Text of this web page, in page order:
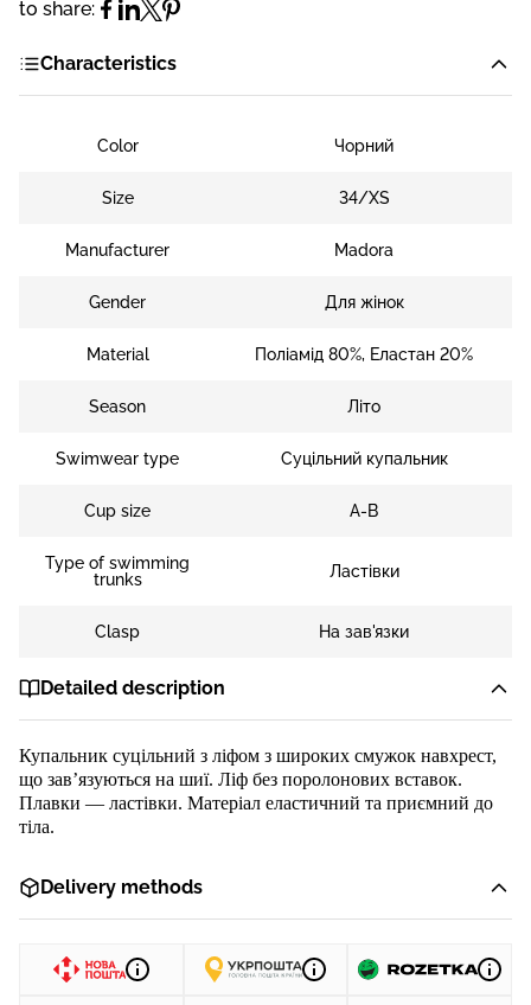
to share:
Characteristics
Color Чорний
Size 34/XS
Manufacturer Madоra
Gender Для жінок
Material Поліамід 80%, Еластан 20%
Season Літо
Swimwear type Суцільний купальник
Cup size A-B
Type of swimming
trunks
Ластівки
Clasp На зав'язки
Detailed description
Купальник суцільний з ліфом з широких смужок навхрест,
що зав’язуються на шиї. Ліф без поролонових вставок.
Плавки — ластівки. Матеріал еластичний та приємний до
тіла.
Delivery methods